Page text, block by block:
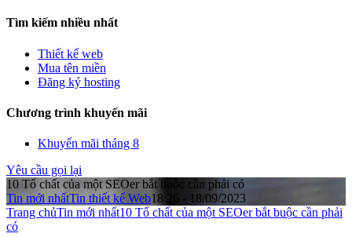
Tìm kiếm nhiều nhất
Thiết kế web
Mua tên miền
Đăng ký hosting
Chương trình khuyến mãi
Khuyến mãi tháng 8
Yêu cầu gọi lại
10 Tố chất của một SEOer bắt buộc cần phải có
Tin mới nhấtTin thiết kế Web18:26 - 18/09/2023
Trang chủTin mới nhất10 Tố chất của một SEOer bắt buộc cần phải
có